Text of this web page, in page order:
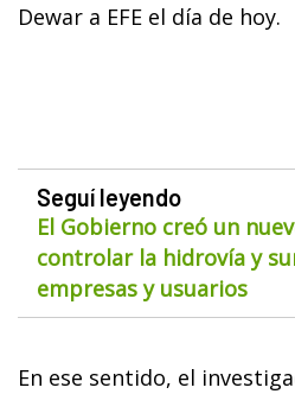
Dewar a EFE el día de hoy.
Seguí leyendo
El Gobierno creó un
controlar la hidrovía y
empresas y usuarios
En ese sentido, el